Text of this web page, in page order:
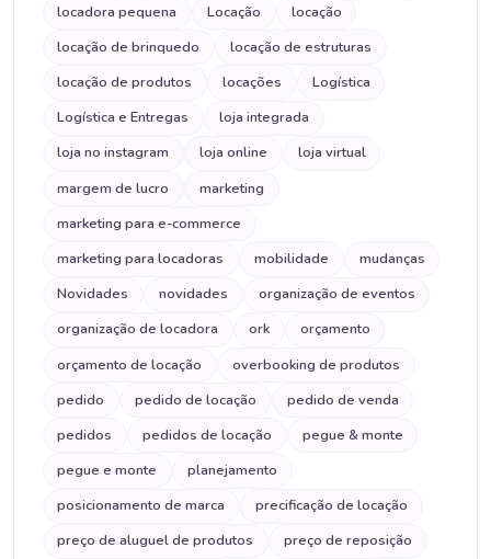
locadora pequena
Locação
locação
locação de brinquedo
locação de estruturas
locação de produtos
locações
Logística
Logística e Entregas
loja integrada
loja no instagram
loja online
loja virtual
margem de lucro
marketing
marketing para e-commerce
marketing para locadoras
mobilidade
mudanças
Novidades
novidades
organização de eventos
organização de locadora
ork
orçamento
orçamento de locação
overbooking de produtos
pedido
pedido de locação
pedido de venda
pedidos
pedidos de locação
pegue & monte
pegue e monte
planejamento
posicionamento de marca
precificação de locação
preço de aluguel de produtos
preço de reposição